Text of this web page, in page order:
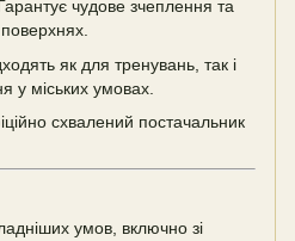
чудове зчеплення та
поверхнях.
як для тренувань, так і
у міських умовах.
схвалений постачальник
умов, включно зі